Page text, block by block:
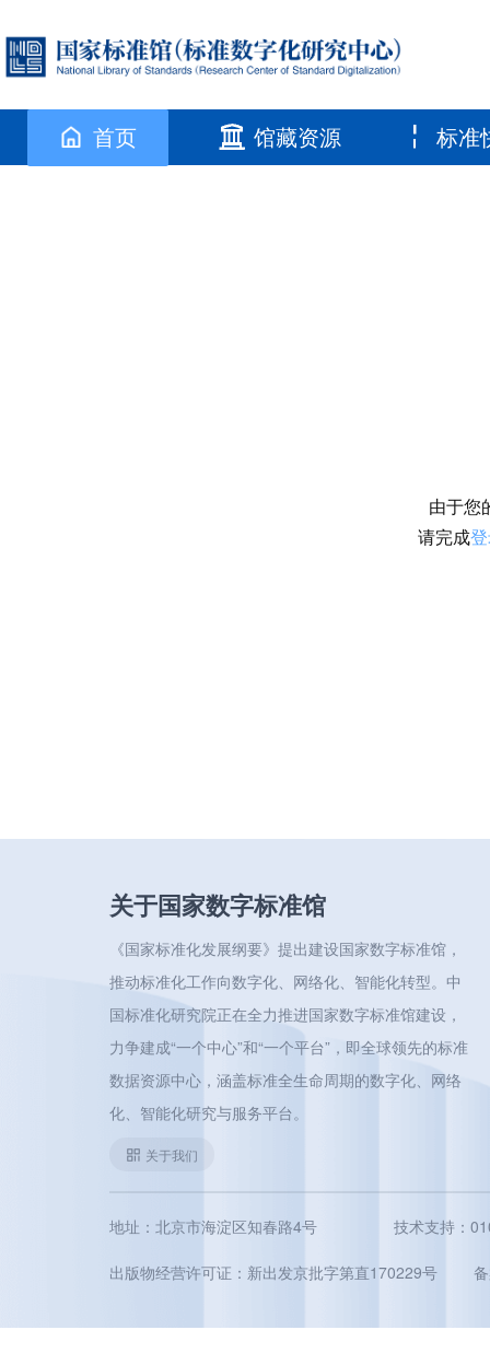
首页 馆藏资源 标准
由于您
请完成
关于国家数字标准馆
《国家标准化发展纲要》提出建设国家数字标准馆，
推动标准化工作向数字化、网络化、智能化转型。中
国标准化研究院正在全力推进国家数字标准馆建设，
力争建成“一个中心”和“一个平台”，即全球领先的标准
数据资源中心，涵盖标准全生命周期的数字化、网络
化、智能化研究与服务平台。
关于我们
地址：北京市海淀区知春路4号 技术支持：
出版物经营许可证：新出发京批字第直170229号